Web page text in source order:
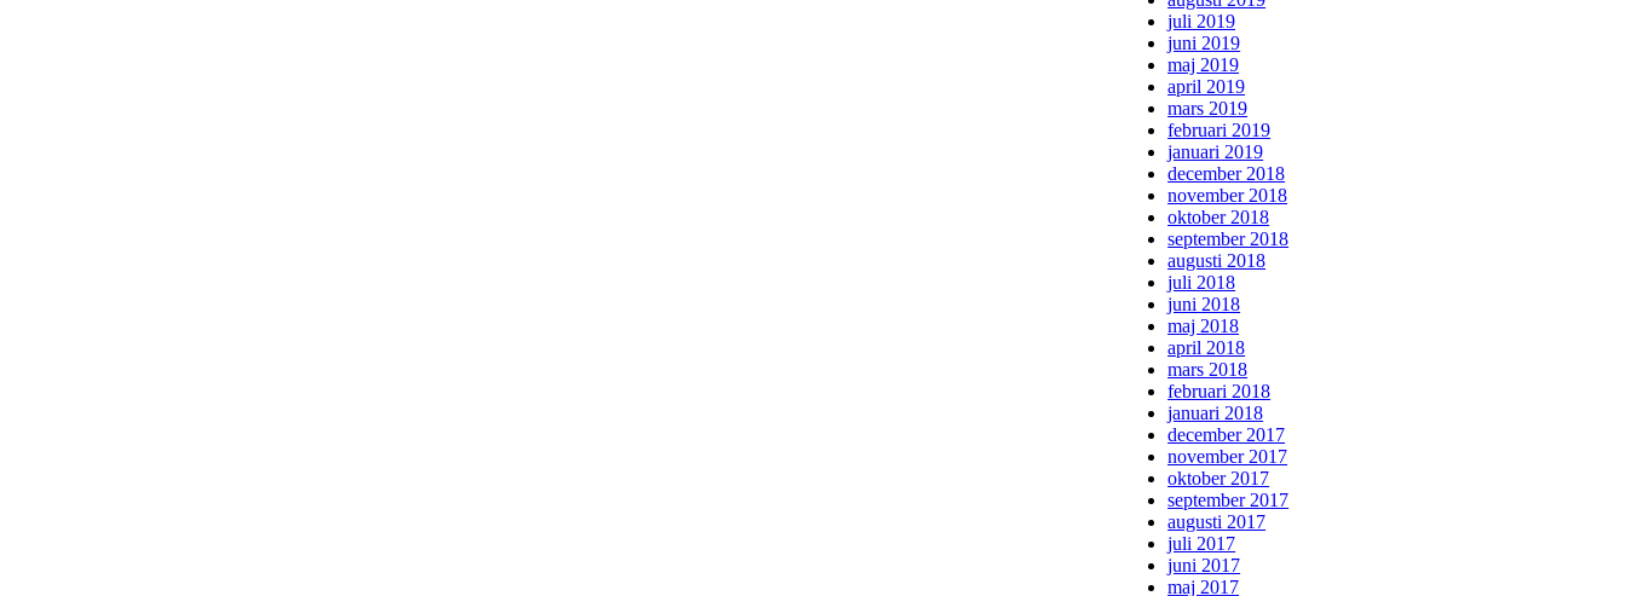
juli 2019
juni 2019
maj 2019
april 2019
mars 2019
februari 2019
januari 2019
december 2018
november 2018
oktober 2018
september 2018
augusti 2018
juli 2018
juni 2018
maj 2018
april 2018
mars 2018
februari 2018
januari 2018
december 2017
november 2017
oktober 2017
september 2017
augusti 2017
juli 2017
juni 2017
maj 2017